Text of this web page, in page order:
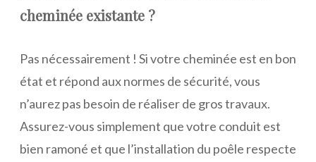
cheminée existante ?
Pas nécessairement ! Si votre cheminée est en bon
état et répond aux normes de sécurité, vous
n’aurez pas besoin de réaliser de gros travaux.
Assurez-vous simplement que votre conduit est
bien ramoné et que l’installation du poêle respecte